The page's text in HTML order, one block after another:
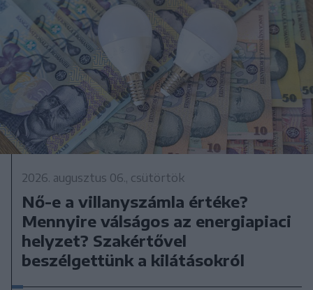
2026. augusztus 06., csütörtök
Nő-e a villanyszámla értéke?
Mennyire válságos az energiapiaci
helyzet? Szakértővel
beszélgettünk a kilátásokról